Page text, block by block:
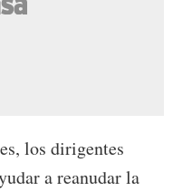
los dirigentes
a reanudar la